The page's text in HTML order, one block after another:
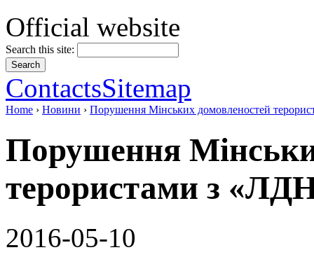
Official website
Search this site:
ContactsSitemap
Home › Новини › Порушення Мінських домовленостей
Порушення
терористами з
2016-05-10